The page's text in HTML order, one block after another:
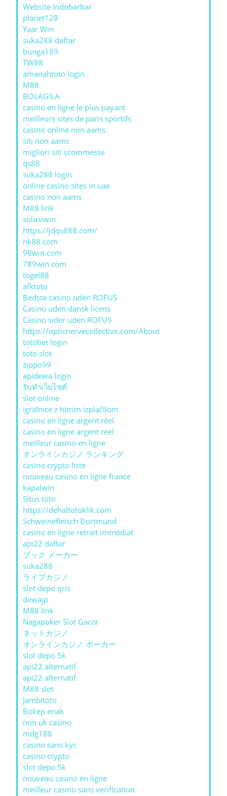
Website Indobarbar
planet128
Yaar Win
suka288 daftar
bunga189
TW88
amanahtoto login
M88
BOLAGILA
casino en ligne le plus payant
meilleurs sites de paris sportifs
casino online non aams
siti non aams
migliori siti scommesse
qs88
suka288 login
online casino sites in uae
casino non aams
M88 link
solusiwin
https://jdqs888.com/
nk88.com
98win.com
789win com
togel88
afktoto
Bedste casino uden ROFUS
Casino uden dansk licens
Casino sider uden ROFUS
https://opticnervecollective.com/About
totobet login
toto slot
zippo99
apidewa login
รับทําเว็บไซต์
slot online
igralnice z hitrim izplačilom
casino en ligne argent réel
casino en ligne argent réel
meilleur casino en ligne
オンラインカジノ ランキング
casino crypto liste
nouveau casino en ligne france
kapalwin
Situs toto
https://dehaltotoklik.com
Schweinefleisch Dortmund
casino en ligne retrait immédiat
api22 daftar
ブック メーカー
suka288
ライブカジノ
slot depo qris
dewajp
M88 link
Nagapoker Slot Gacor
ネットカジノ
オンラインカジノ ポーカー
slot depo 5k
api22 alternatif
api22 alternatif
M88 slot
Jambitoto
Bokep enak
non uk casino
mdg188
casino sans kyc
casino crypto
slot depo 5k
nouveau casino en ligne
meilleur casino sans verification